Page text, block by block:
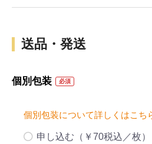
送品・発送
個別包装 必須
個別包装について詳しくはこち
申し込む（￥70税込／枚）